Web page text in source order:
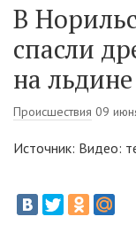
В
спасли
на
Происшествия 09
Источник: Видео: